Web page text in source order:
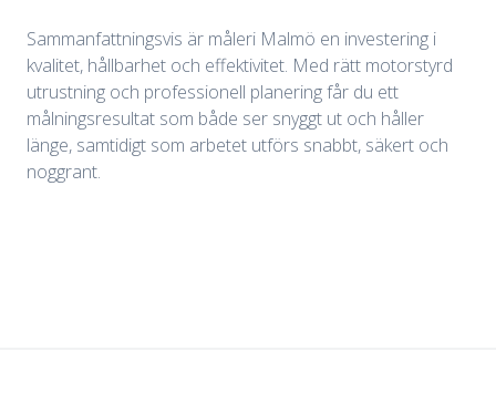
Sammanfattningsvis är måleri Malmö en investering i
kvalitet, hållbarhet och effektivitet. Med rätt motorstyrd
utrustning och professionell planering får du ett
målningsresultat som både ser snyggt ut och håller
länge, samtidigt som arbetet utförs snabbt, säkert och
noggrant.